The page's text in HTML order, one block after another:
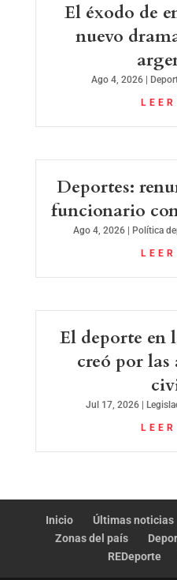
El éxodo de
nuevo
Ago 4, 2026|
Deportes:
funcionario
Ago 4, 2026 Política
El deporte en
creó por las
Jul 17, 2026|
Inicio Últimas noticias
Zonas del país
REDeporte